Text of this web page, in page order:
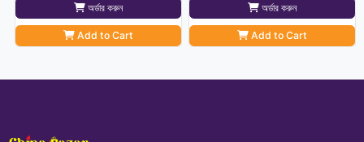
অর্ডার করুন
Add to Cart
অর্ডার করুন
Add to Cart